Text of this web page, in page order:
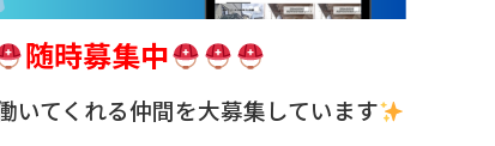
随時募集中
いてくれる仲間を大募集しています